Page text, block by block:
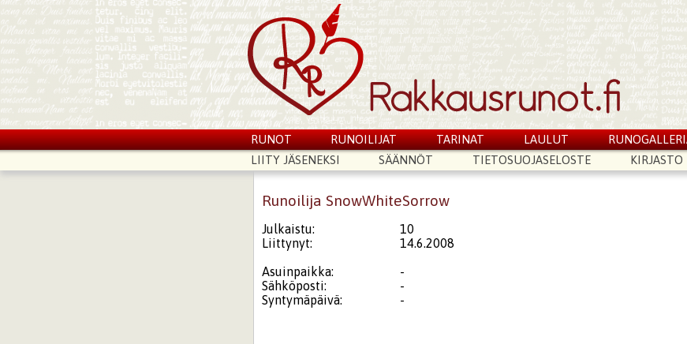
RUNOT RUNOILIJAT TARINAT LAULUT
LIITY JÄSENEKSI
SÄÄNNÖT TIETOSUOJASELOSTE KIRJASTO
Runoilija SnowWhiteSorrow
Julkaistu:
10
Liittynyt:
14.6.2008
Asuinpaikka:
-
Sähköposti:
-
Syntymäpäivä:
-